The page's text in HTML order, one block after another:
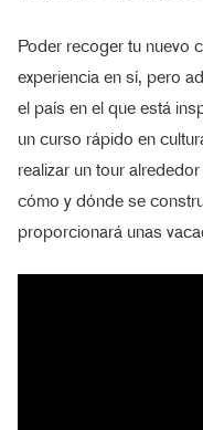
Poder recoger tu nuevo
experiencia en sí, pero
el país en el que está
un curso rápido en
realizar un tour
cómo y dónde se
proporcionará unas